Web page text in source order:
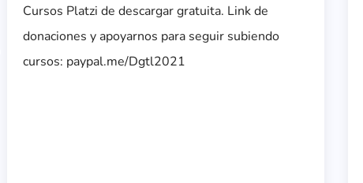
Cursos Platzi de descargar gratuita. Link de
donaciones y apoyarnos para seguir subiendo
cursos: paypal.me/Dgtl2021